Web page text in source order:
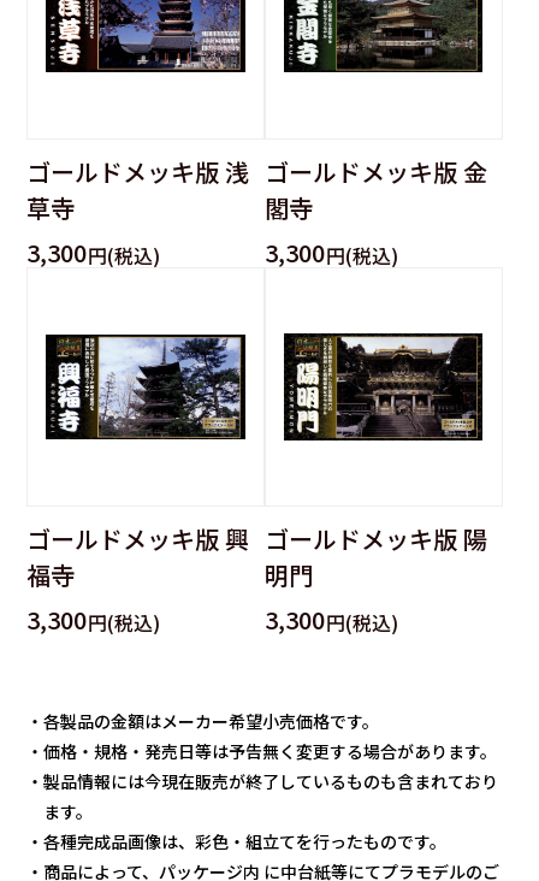
ゴールドメッキ版 浅
草寺
3,300円(税込)
ゴールドメッキ版 金
閣寺
3,300円(税込)
ゴールドメッキ版 興
福寺
3,300円(税込)
ゴールドメッキ版 陽
明門
3,300円(税込)
・各製品の金額はメーカー希望小売価格です。
・価格・規格・発売日等は予告無く変更する場合があります。
・製品情報には今現在販売が終了しているものも含まれており
ます。
・各種完成品画像は、彩色・組立てを行ったものです。
・商品によって、パッケージ内 に中台紙等にてプラモデルのご